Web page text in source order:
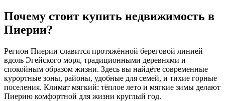
Почему стоит купить недвижимость в
Пиерии?
Регион Пиерии славится протяжённой береговой линией
вдоль Эгейского моря, традиционными деревнями и
спокойным образом жизни. Здесь вы найдёте современные
курортные зоны, районы, удобные для семей, и тихие горные
поселения. Климат мягкий: тёплое лето и мягкие зимы делают
Пиерию комфортной для жизни круглый год.